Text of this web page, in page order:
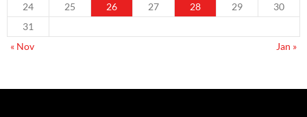
24
25 26 27 28 29
30
31
« Nov
Jan »